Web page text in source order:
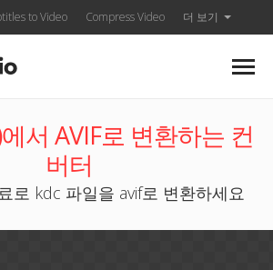
to Video Compress Video 더 보기
서 AVIF로 변환하는 컨
버터
로 kdc 파일을 avif로 변환하세요